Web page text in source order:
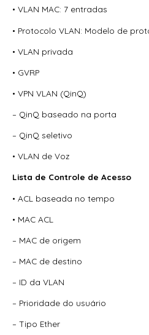
• VLAN MAC: 7 entradas
• Protocolo VLAN: Modelo de
• VLAN privada
• GVRP
• VPN VLAN (QinQ)
– QinQ baseado na porta
– QinQ seletivo
• VLAN de Voz
Lista de Controle de Acesso
• ACL baseada no tempo
• MAC ACL
– MAC de origem
– MAC de destino
– ID da VLAN
– Prioridade do usuário
– Tipo Ether